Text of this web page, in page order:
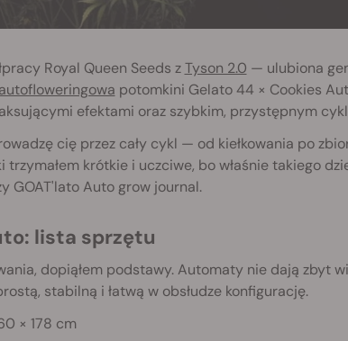
Royal Queen Seeds zTyson 2.0 — ulubiona
autofloweringowa potomkini Gelato 44 × Cookies
efektami oraz szybkim, przystępnym
cię przez cały cykl — od kiełkowania po
krótkie i uczciwe, bo właśnie takiego
GOAT'lato Auto grow journal.
lista sprzętu
dopiąłem podstawy. Automaty nie dają zbyt
stabilną i łatwą w obsłudze konfigurację.
× 178 cm